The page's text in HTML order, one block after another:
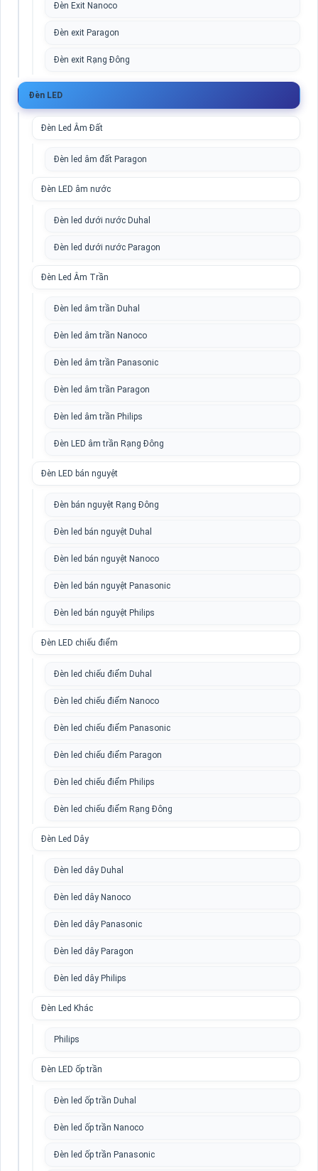
Đèn Exit Nanoco
Đèn exit Paragon
Đèn exit Rạng Đông
Đèn LED
Đèn Led Âm Đất
Đèn led âm đất Paragon
Đèn LED âm nước
Đèn led dưới nước Duhal
Đèn led dưới nước Paragon
Đèn Led Âm Trần
Đèn led âm trần Duhal
Đèn led âm trần Nanoco
Đèn led âm trần Panasonic
Đèn led âm trần Paragon
Đèn led âm trần Philips
Đèn LED âm trần Rạng Đông
Đèn LED bán nguyệt
Đèn bán nguyệt Rạng Đông
Đèn led bán nguyệt Duhal
Đèn led bán nguyệt Nanoco
Đèn led bán nguyệt Panasonic
Đèn led bán nguyệt Philips
Đèn LED chiếu điểm
Đèn led chiếu điểm Duhal
Đèn led chiếu điểm Nanoco
Đèn led chiếu điểm Panasonic
Đèn led chiếu điểm Paragon
Đèn led chiếu điểm Philips
Đèn led chiếu điểm Rạng Đông
Đèn Led Dây
Đèn led dây Duhal
Đèn led dây Nanoco
Đèn led dây Panasonic
Đèn led dây Paragon
Đèn led dây Philips
Đèn Led Khác
Philips
Đèn LED ốp trần
Đèn led ốp trần Duhal
Đèn led ốp trần Nanoco
Đèn led ốp trần Panasonic